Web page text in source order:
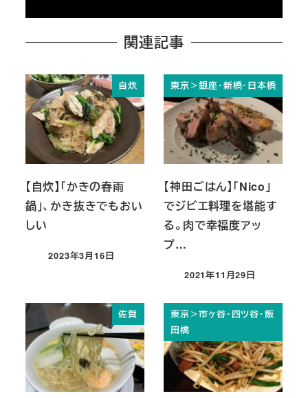
関連記事
自炊
【自炊】「かきの春雨
鍋」、かき抜きでもおい
しい
投稿日
2023年3月16日
東京＞銀座・新橋・日本橋
【神田ごはん】「Nico」
でジビエ料理を堪能す
る。肉で幸福度アッ
プ…
投稿日
2021年11月29日
佐賀
東京＞市ヶ谷・四ツ谷・飯
田橋